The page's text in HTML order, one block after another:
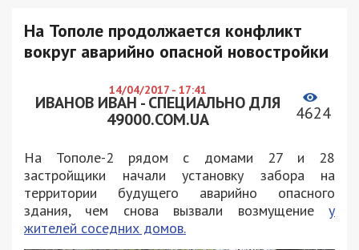
На Тополе продолжается конфликт
вокруг аварийно опасной новостройки
14/04/2017 - 17:41
ИВАНОВ ИВАН - СПЕЦИАЛЬНО ДЛЯ
49000.COM.UA
4624
На Тополе-2 рядом с домами 27 и 28
застройщики начали установку забора на
территории будущего аварийно опасного
здания, чем снова вызвали возмущение у
жителей соседних домов.